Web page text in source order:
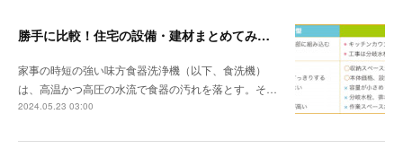
勝手に比較！住宅の設備・建材まとめてみました！～食器洗浄機編
家事の時短の強い味方食器洗浄機（以下、食洗機）
は、高温かつ高圧の水流で食器の汚れを落とす。そ…
2024.05.23 03:00